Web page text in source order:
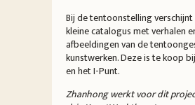
Bij de tentoonstelling
kleine catalogus met verhalen
afbeeldingen van de
kunstwerken. Deze is te koop
en het I-Punt.
Zhanhong werkt voor dit